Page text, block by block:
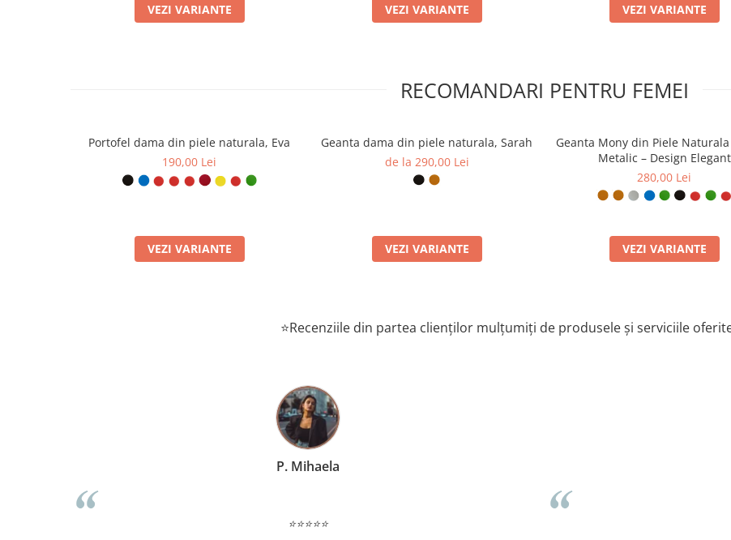
VEZI VARIANTE VEZI VARIANTE VEZI VARIANTE
RECOMANDARI PENTRU FEMEI
Portofel dama din piele naturala, Eva
190,00 Lei
VEZI VARIANTE
Geanta dama din piele naturala, Sarah
de la 290,00 Lei
VEZI VARIANTE
Geanta Mony din Piele
Metalic – Design Elegant
280,00 Lei
VEZI VARIANTE
⭐Recenziile din partea clienților mulțumiți de produsele și serviciile
T. Radu
⭐⭐⭐⭐⭐